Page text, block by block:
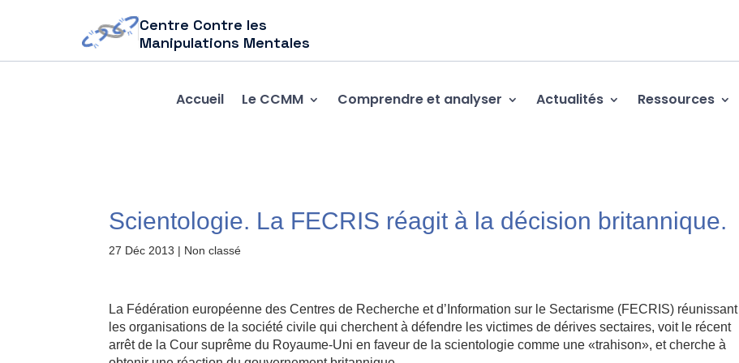
Centre Contre les
Manipulations Mentales
Accueil Le CCMM Comprendre et analyser Actualités Ressources
Scientologie. La FECRIS réagit à la décision britannique.
27 Déc 2013 | Non classé
La Fédération européenne des Centres de Recherche et d’Information sur le Sectarisme (FECRIS) réunissant
les organisations de la société civile qui cherchent à défendre les victimes de dérives sectaires, voit le récent
arrêt de la Cour suprême du Royaume-Uni en faveur de la scientologie comme une «trahison», et cherche à